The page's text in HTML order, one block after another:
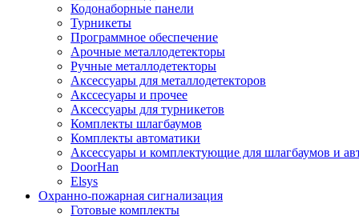
Кодонаборные панели
Турникеты
Программное обеспечение
Арочные металлодетекторы
Ручные металлодетекторы
Аксессуары для металлодетекторов
Акссесуары и прочее
Аксессуары для турникетов
Комплекты шлагбаумов
Комплекты автоматики
Аксессуары и комплектующие для шлагбаумов и
DoorHan
Elsys
Охранно-пожарная сигнализация
Готовые комплекты